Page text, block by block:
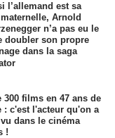
l’allemand est sa
maternelle, Arnold
n’a pas eu le
doubler son propre
dans la saga
300 films en 47 ans de
: c'est l'acteur qu'on a
dans le cinéma
!